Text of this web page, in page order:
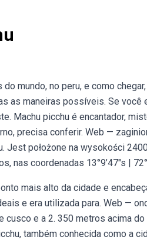
mundo, no peru, e como
as maneiras possíveis. Se
Machu picchu é encantador,
precisa conferir. Web —
położone na wysokości
coordenadas 13°9’47″s |
mais alto da cidade e
e era utilizada para. Web —
e a 2. 350 metros acima
também conhecida como a